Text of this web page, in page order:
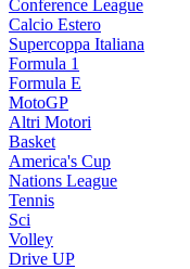
Conference League
Calcio Estero
Supercoppa Italiana
Formula 1
Formula E
MotoGP
Altri Motori
Basket
America's Cup
Nations League
Tennis
Sci
Volley
Drive UP